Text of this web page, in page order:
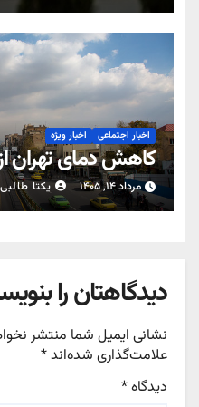
اخبار اجتماعی اخبار ویژه
کاهش دمای تهران
مرداد ۱۴, ۱۴۰۵ یکتا طالبی
دیدگاهتان را
نشانی ایمیل شما منتشر
علامت‌گذاری شده‌اند*
دیدگاه*